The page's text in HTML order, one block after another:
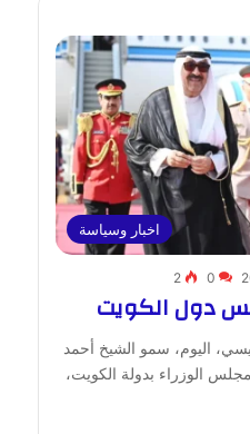
اخبار وسياسة
0
2
دول الكويت
اليوم، سمو الشيخ أحمد
الوزراء بدولة الكويت،